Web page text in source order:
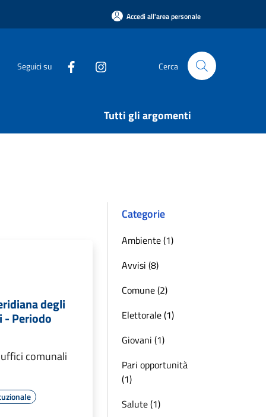
Accedi all'area personale
Seguici su Cerca
Tutti gli argomenti
degli
Periodo
comunali
Categorie
Ambiente (1)
Avvisi (8)
Comune (2)
Elettorale (1)
Giovani (1)
Pari opportunità
(1)
Salute (1)